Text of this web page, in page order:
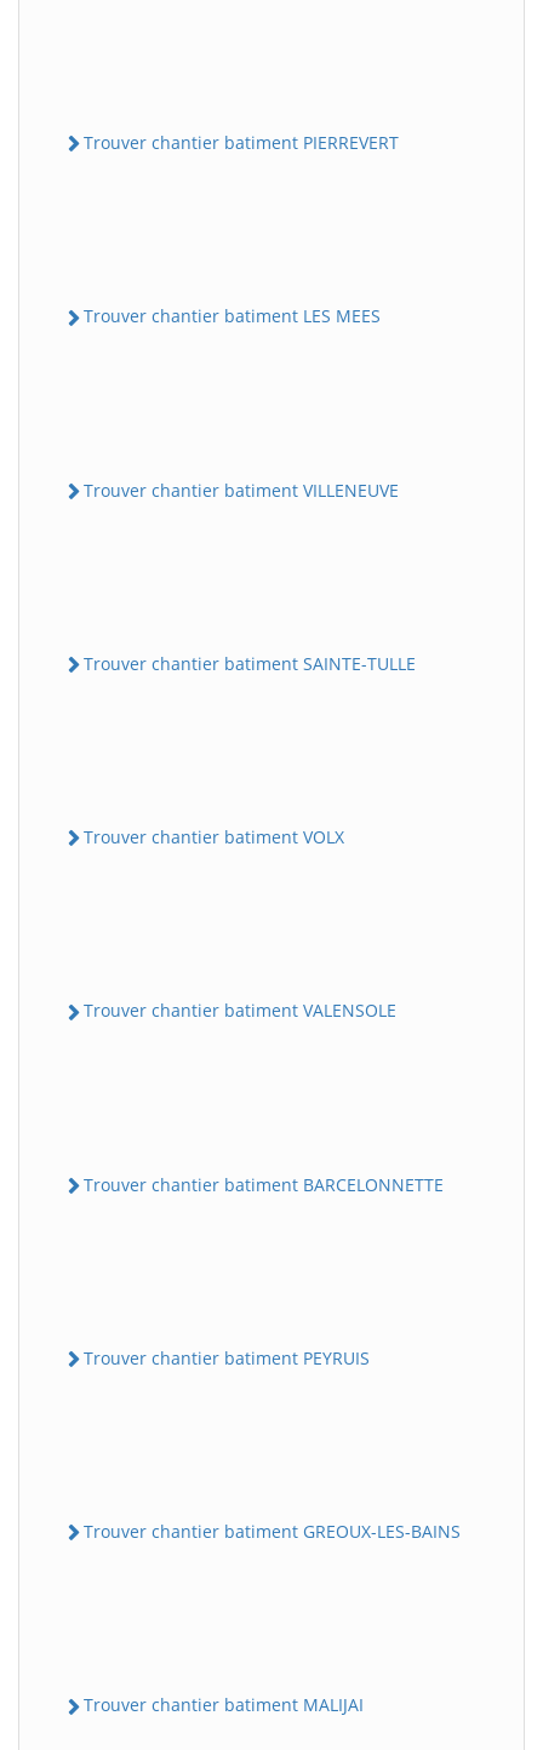
Trouver chantier batiment PIERREVERT
Trouver chantier batiment LES MEES
Trouver chantier batiment VILLENEUVE
Trouver chantier batiment SAINTE-TULLE
Trouver chantier batiment VOLX
Trouver chantier batiment VALENSOLE
Trouver chantier batiment BARCELONNETTE
Trouver chantier batiment PEYRUIS
Trouver chantier batiment GREOUX-LES-BAINS
Trouver chantier batiment MALIJAI